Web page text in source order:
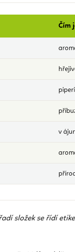
Čím
v
složek se řídí